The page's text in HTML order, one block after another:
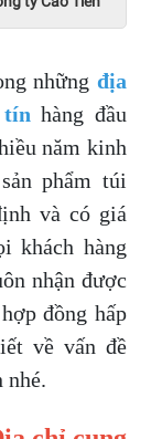
những địa
tín hàng đầu
năm kinh
phẩm túi
và có giá
khách hàng
nhận được
đồng hấp
về vấn đề
nhé.